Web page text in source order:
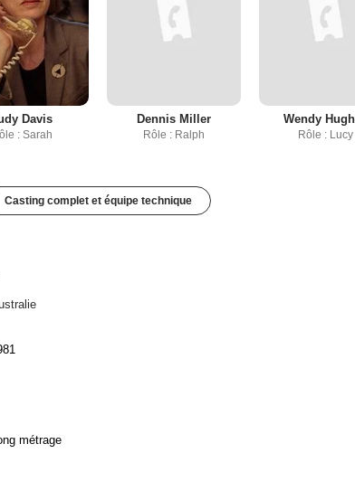
Davis
: Sarah
Dennis Miller
Rôle : Ralph
Wendy
Rôle : Lucy
Casting complet et équipe technique
métrage